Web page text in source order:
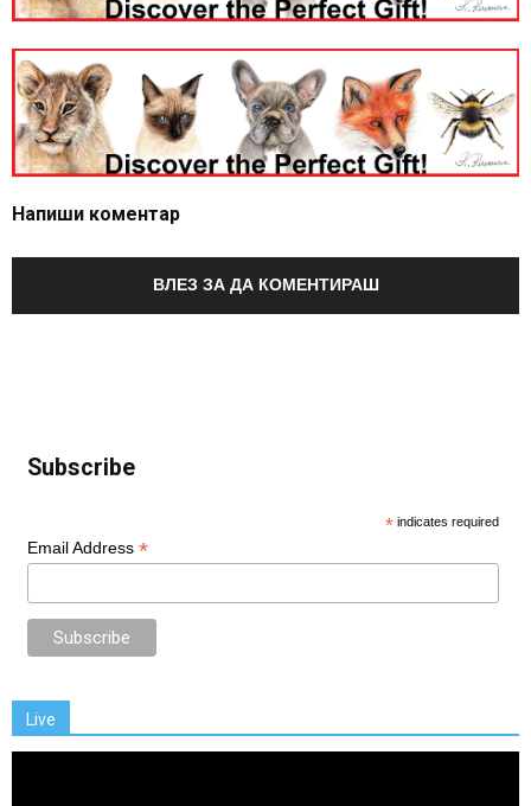
Напиши коментар
ВЛЕЗ ЗА ДА КОМЕНТИРАШ
Subscribe
* indicates required
Email Address *
Live